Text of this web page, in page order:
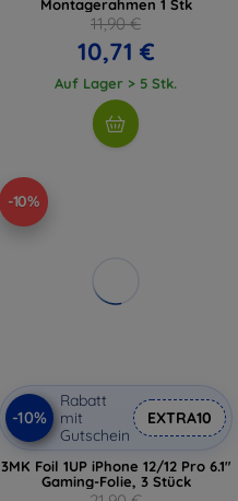
Montagerahmen 1 Stk
11,90 €
10,71 €
Auf Lager > 5 Stk.
-10%
-10%
Rabatt
mit
Gutschein
EXTRA10
3MK Foil 1UP iPhone 12/12 Pro 6.1"
Gaming-Folie, 3 Stück